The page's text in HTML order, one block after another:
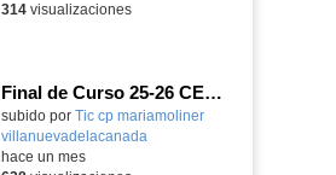
314visualizaciones
Final de Curso 25-26 CEIPSO MARÍA MOLINER
subido por Tic cp mariamoliner
villanuevadelacanada
hace un mes